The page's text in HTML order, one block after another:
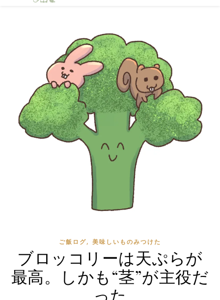
ご飯ログ, 美味しいものみつけた
ブロッコリーは天ぷらが
最高。しかも“茎”が主役だ
った